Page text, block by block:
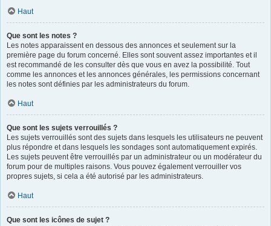
Haut
Que sont les notes ?
Les notes apparaissent en dessous des annonces et seulement sur la
première page du forum concerné. Elles sont souvent assez importantes et il
est recommandé de les consulter dès que vous en avez la possibilité. Tout
comme les annonces et les annonces générales, les permissions concernant
les notes sont définies par les administrateurs du forum.
Haut
Que sont les sujets verrouillés ?
Les sujets verrouillés sont des sujets dans lesquels les utilisateurs ne peuvent
plus répondre et dans lesquels les sondages sont automatiquement expirés.
Les sujets peuvent être verrouillés par un administrateur ou un modérateur du
forum pour de multiples raisons. Vous pouvez également verrouiller vos
propres sujets, si cela a été autorisé par les administrateurs.
Haut
Que sont les icônes de sujet ?